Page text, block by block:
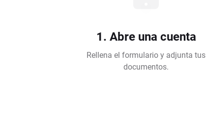
1. Abre una cuenta
Rellena el formulario y adjunta tus
documentos.